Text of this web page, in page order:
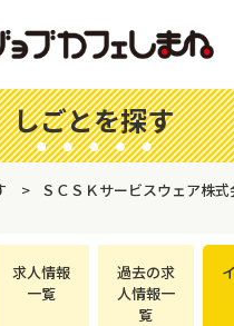
しごとを探す
ＳＣＳＫサービスウェア株式
求人情報
一覧
過去の求
人情報一
覧